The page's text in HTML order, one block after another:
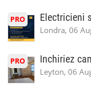
PRO Electricieni
Londra, 06
PRO Inchiriez
Leyton, 06